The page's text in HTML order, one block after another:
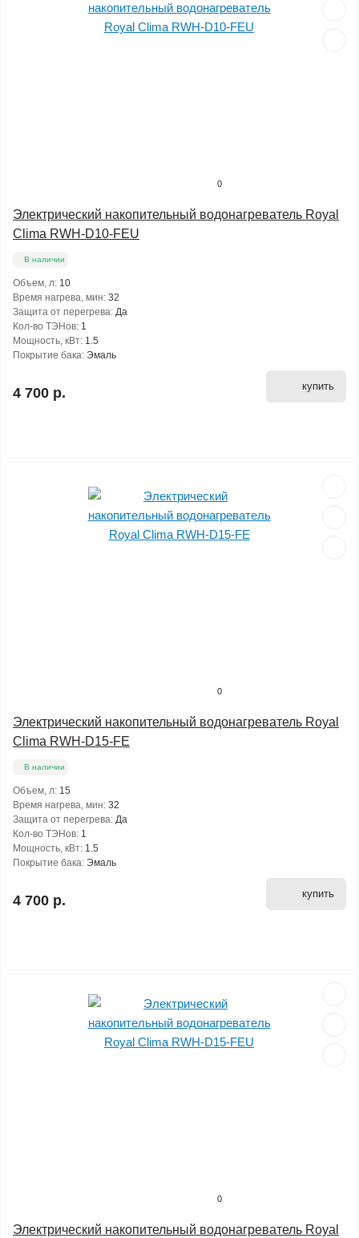
0
Электрический накопительный водонагреватель Royal
Clima RWH-D10-FEU
В наличии
Объем, л: 10
Время нагрева, мин: 32
Защита от перегрева: Да
Кол-во ТЭНов: 1
Мощность, кВт: 1.5
Покрытие бака: Эмаль
4 700 р. купить
0
Электрический накопительный водонагреватель Royal
Clima RWH-D15-FE
В наличии
Объем, л: 15
Время нагрева, мин: 32
Защита от перегрева: Да
Кол-во ТЭНов: 1
Мощность, кВт: 1.5
Покрытие бака: Эмаль
4 700 р. купить
0
Электрический накопительный водонагреватель Royal